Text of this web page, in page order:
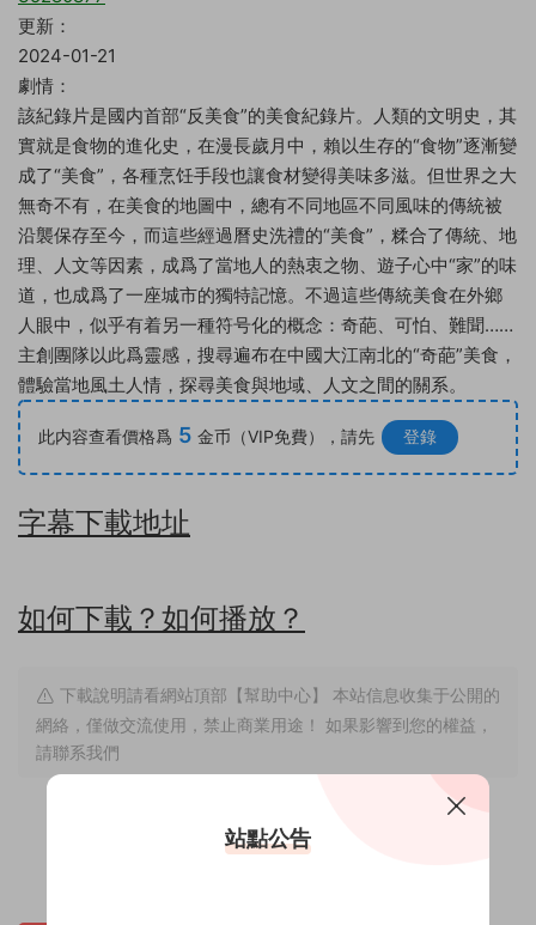
更新：
2024-01-21
劇情：
該紀錄片是國内首部“反美食”的美食紀錄片。人類的文明史，其
實就是食物的進化史，在漫長歲月中，賴以生存的“食物”逐漸變
成了“美食”，各種烹饪手段也讓食材變得美味多滋。但世界之大
無奇不有，在美食的地圖中，總有不同地區不同風味的傳統被
沿襲保存至今，而這些經過曆史洗禮的“美食”，糅合了傳統、地
理、人文等因素，成爲了當地人的熱衷之物、遊子心中“家”的味
道，也成爲了一座城市的獨特記憶。不過這些傳統美食在外鄉
人眼中，似乎有着另一種符号化的概念：奇葩、可怕、難聞……
主創團隊以此爲靈感，搜尋遍布在中國大江南北的“奇葩”美食，
體驗當地風土人情，探尋美食與地域、人文之間的關系。
此内容查看價格爲 5 金币（VIP免費），請先 登錄
字幕下載地址
如何下載？如何播放？
下載說明請看網站頂部【幫助中心】 本站信息收集于公開的
網絡，僅做交流使用，禁止商業用途！ 如果影響到您的權益，
請聯系我們
站點公告